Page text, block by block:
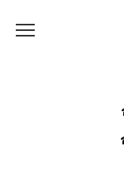
содержанию